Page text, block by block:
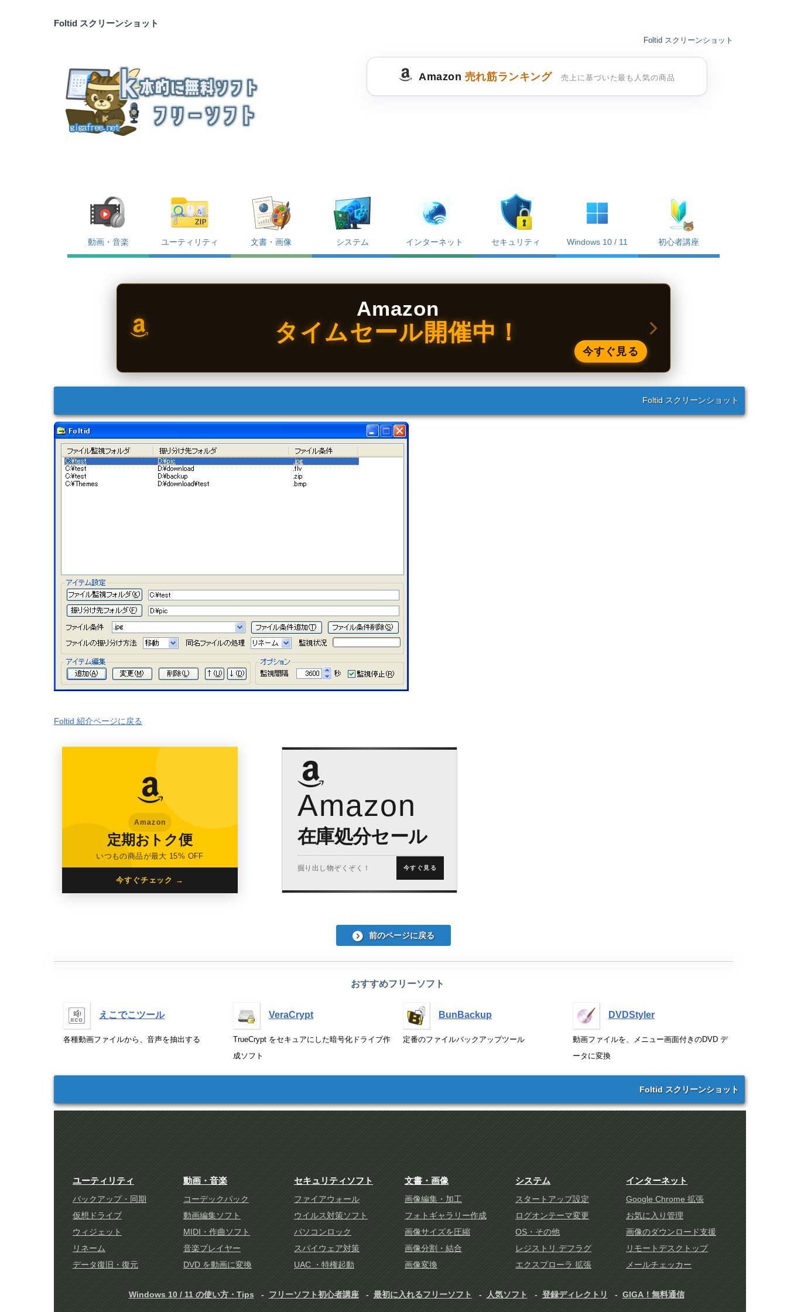
Foltid スクリーンショット
Foltid スクリーンショット
Amazon 売れ筋ランキング 売上に基づいた最も人気の商品
動画・音楽 ユーティリティ 文書・画像 システム インターネット セキュリティ Windows 10 / 11 初心者講座
Amazon
タイムセール開催中！
今すぐ見る
Foltid スクリーンショット
Foltid 紹介ページに戻る
Amazon
定期おトク便
いつもの商品が最大 15% OFF
今すぐチェック →
Amazon
在庫処分セール
掘り出し物ぞくぞく！ 今すぐ見る
前のページに戻る
おすすめフリーソフト
えこでこツール
各種動画ファイルから、音声を抽出する
VeraCrypt
TrueCrypt をセキュアにした暗号化ドライブ作
成ソフト
BunBackup
定番のファイルバックアップツール
DVDStyler
動画ファイルを、メニュー画面付きのDVD デ
ータに変換
Foltid スクリーンショット
ユーティリティ
バックアップ・同期
仮想ドライブ
ウィジェット
リネーム
データ復旧・復元
動画・音楽
コーデックパック
動画編集ソフト
MIDI・作曲ソフト
音楽プレイヤー
DVD を動画に変換
セキュリティソフト
ファイアウォール
ウイルス対策ソフト
パソコンロック
スパイウェア対策
UAC ・特権起動
文書・画像
画像編集・加工
フォトギャラリー作成
画像サイズを圧縮
画像分割・結合
画像変換
システム
スタートアップ設定
ログオンテーマ変更
OS・その他
レジストリ デフラグ
エクスプローラ 拡張
インターネット
Google Chrome 拡張
お気に入り管理
画像のダウンロード支援
リモートデスクトップ
メールチェッカー
Windows 10 / 11 の使い方・Tips フリーソフト初心者講座 最初に入れるフリーソフト 人気ソフト 登録ディレクトリ GIGA！無料通信